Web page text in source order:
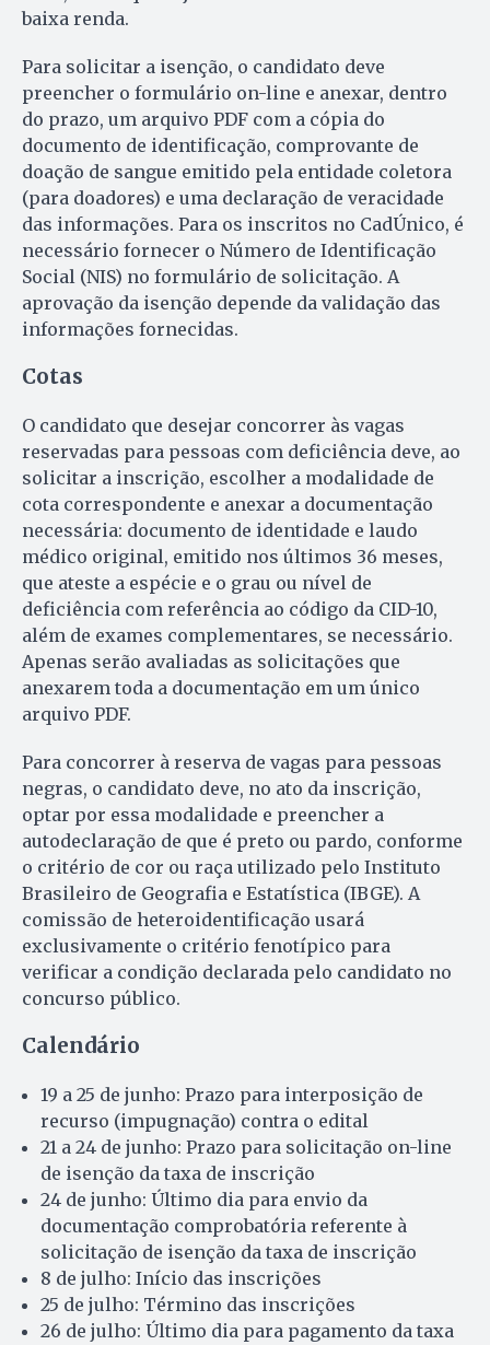
baixa renda.
Para solicitar a isenção, o candidato deve
preencher o formulário on-line e anexar, dentro
do prazo, um arquivo PDF com a cópia do
documento de identificação, comprovante de
doação de sangue emitido pela entidade coletora
(para doadores) e uma declaração de veracidade
das informações. Para os inscritos no CadÚnico, é
necessário fornecer o Número de Identificação
Social (NIS) no formulário de solicitação. A
aprovação da isenção depende da validação das
informações fornecidas.
Cotas
O candidato que desejar concorrer às vagas
reservadas para pessoas com deficiência deve, ao
solicitar a inscrição, escolher a modalidade de
cota correspondente e anexar a documentação
necessária: documento de identidade e laudo
médico original, emitido nos últimos 36 meses,
que ateste a espécie e o grau ou nível de
deficiência com referência ao código da CID-10,
além de exames complementares, se necessário.
Apenas serão avaliadas as solicitações que
anexarem toda a documentação em um único
arquivo PDF.
Para concorrer à reserva de vagas para pessoas
negras, o candidato deve, no ato da inscrição,
optar por essa modalidade e preencher a
autodeclaração de que é preto ou pardo, conforme
o critério de cor ou raça utilizado pelo Instituto
Brasileiro de Geografia e Estatística (IBGE). A
comissão de heteroidentificação usará
exclusivamente o critério fenotípico para
verificar a condição declarada pelo candidato no
concurso público.
Calendário
19 a 25 de junho: Prazo para interposição de
recurso (impugnação) contra o edital
21 a 24 de junho: Prazo para solicitação on-line
de isenção da taxa de inscrição
24 de junho: Último dia para envio da
documentação comprobatória referente à
solicitação de isenção da taxa de inscrição
8 de julho: Início das inscrições
25 de julho: Término das inscrições
26 de julho: Último dia para pagamento da taxa